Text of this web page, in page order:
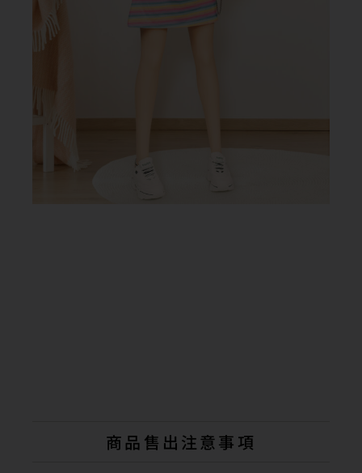
商品售出注意事項